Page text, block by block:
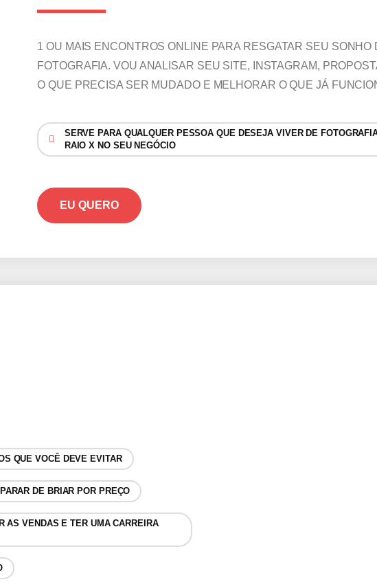
1 OU MAIS ENCONTROS ONLINE PARA RESGATAR SEU SONHO
FOTOGRAFIA. VOU ANALISAR SEU SITE, INSTAGRAM,
O QUE PRECISA SER MUDADO E MELHORAR O QUE JÁ
SERVE PARA QUALQUER PESSOA QUE DESEJA VIVER DE
RAIO X NO SEU NEGÓCIO
EU QUERO
QUE VOCÊ DEVE EVITAR
DE BRIAR POR PREÇO
AS VENDAS E TER UMA CARREIRA